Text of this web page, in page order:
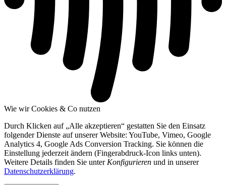
Wie wir Cookies & Co nutzen
Durch Klicken auf „Alle akzeptieren“ gestatten Sie den Einsatz
folgender Dienste auf unserer Website: YouTube, Vimeo, Google
Analytics 4, Google Ads Conversion Tracking. Sie können die
Einstellung jederzeit ändern (Fingerabdruck-Icon links unten).
Weitere Details finden Sie unter Konfigurieren und in unserer
Datenschutzerklärung.